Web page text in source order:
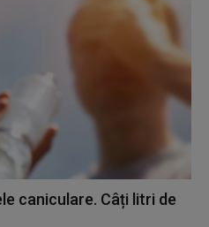
caniculare. Câți litri de